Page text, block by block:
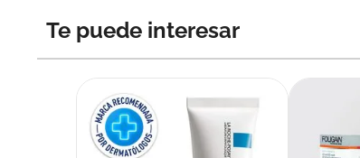
Te puede interesar